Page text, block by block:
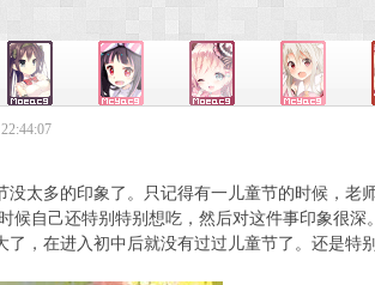
没太多的印象了。只记得有一儿童节的时候，老
候自己还特别特别想吃，然后对这件事印象很深。
了，在进入初中后就没有过过儿童节了。还是特